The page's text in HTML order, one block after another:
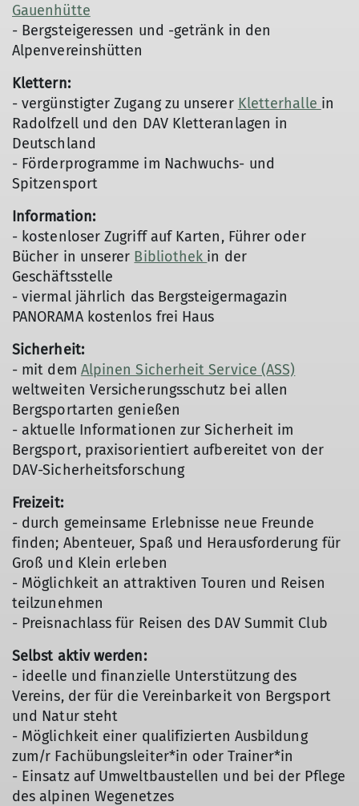
Gauenhütte
- Bergsteigeressen und -getränk in den
Alpenvereinshütten
Klettern:
- vergünstigter Zugang zu unserer Kletterhalle in
Radolfzell und den DAV Kletteranlagen in
Deutschland
- Förderprogramme im Nachwuchs- und
Spitzensport
Information:
- kostenloser Zugriff auf Karten, Führer oder
Bücher in unserer Bibliothek in der
Geschäftsstelle
- viermal jährlich das Bergsteigermagazin
PANORAMA kostenlos frei Haus
Sicherheit:
- mit dem Alpinen Sicherheit Service (ASS)
weltweiten Versicherungsschutz bei allen
Bergsportarten genießen
- aktuelle Informationen zur Sicherheit im
Bergsport, praxisorientiert aufbereitet von der
DAV-Sicherheitsforschung
Freizeit:
- durch gemeinsame Erlebnisse neue Freunde
finden; Abenteuer, Spaß und Herausforderung für
Groß und Klein erleben
- Möglichkeit an attraktiven Touren und Reisen
teilzunehmen
- Preisnachlass für Reisen des DAV Summit Club
Selbst aktiv werden:
- ideelle und finanzielle Unterstützung des
Vereins, der für die Vereinbarkeit von Bergsport
und Natur steht
- Möglichkeit einer qualifizierten Ausbildung
zum/r Fachübungsleiter*in oder Trainer*in
- Einsatz auf Umweltbaustellen und bei der Pflege
des alpinen Wegenetzes